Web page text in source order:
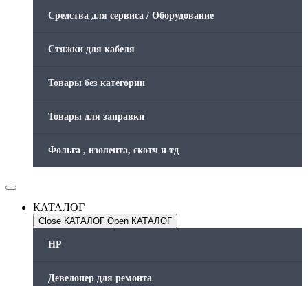
Средства для сервиса / Оборудование
Стяжки для кабеля
Товары без категории
Товары для заправки
Фольга , изолента, скотч и тд
КАТАЛОГ
Close КАТАЛОГ Open КАТАЛОГ
HP
Девелопер для ремонта